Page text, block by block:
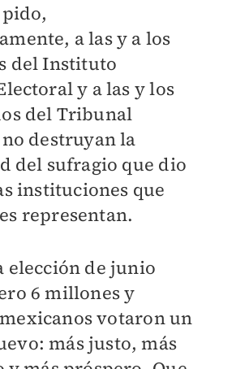
a las y a los
del Instituto
y a las y los
del Tribunal
destruyan la
del sufragio que dio
instituciones que
representan.
elección de junio
6 millones y
votaron un
más justo, más